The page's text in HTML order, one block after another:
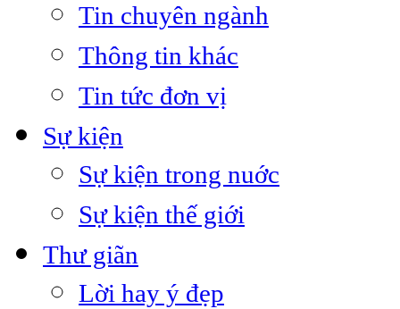
Tin chuyên ngành
Thông tin khác
Tin tức đơn vị
Sự kiện
Sự kiện trong nuớc
Sự kiện thế giới
Thư giãn
Lời hay ý đẹp